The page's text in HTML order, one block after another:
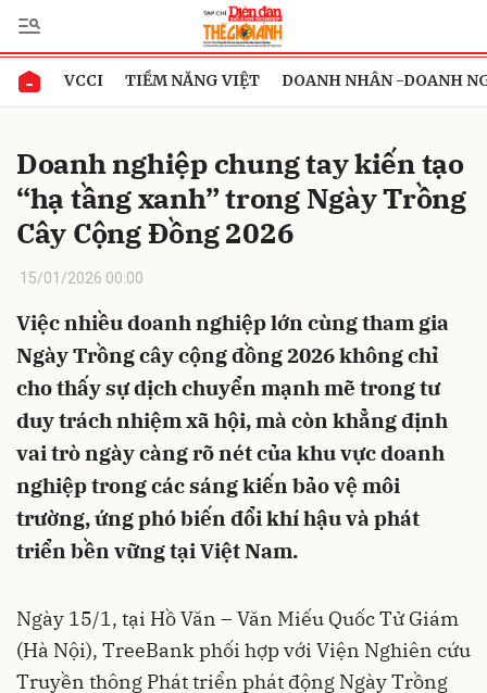
VCCI TIỀM NĂNG VIỆT DOANH NHÂN -DOANH
Doanh nghiệp chung tay kiến tạo
“hạ tầng xanh” trong Ngày Trồng
Cây Cộng Đồng 2026
15/01/2026 00:00
Việc nhiều doanh nghiệp lớn cùng tham gia
Ngày Trồng cây cộng đồng 2026 không chỉ
cho thấy sự dịch chuyển mạnh mẽ trong tư
duy trách nhiệm xã hội, mà còn khẳng định
vai trò ngày càng rõ nét của khu vực doanh
nghiệp trong các sáng kiến bảo vệ môi
trường, ứng phó biến đổi khí hậu và phát
triển bền vững tại Việt Nam.
Ngày 15/1, tại Hồ Văn – Văn Miếu Quốc Tử Giám
(Hà Nội), TreeBank phối hợp với Viện Nghiên cứu
Truyền thông Phát triển phát động Ngày Trồng
Gửi bình luận
Hủy Gửi